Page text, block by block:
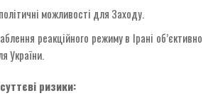
можливості для Заходу.
реакційного режиму в Ірані об’єктивно
України.
ризики: